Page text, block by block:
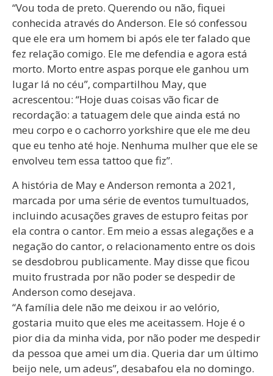
“Vou toda de preto. Querendo ou não, fiquei
conhecida através do Anderson. Ele só confessou
que ele era um homem bi após ele ter falado que
fez relação comigo. Ele me defendia e agora está
morto. Morto entre aspas porque ele ganhou um
lugar lá no céu”, compartilhou May, que
acrescentou: “Hoje duas coisas vão ficar de
recordação: a tatuagem dele que ainda está no
meu corpo e o cachorro yorkshire que ele me deu
que eu tenho até hoje. Nenhuma mulher que ele se
envolveu tem essa tattoo que fiz”.
A história de May e Anderson remonta a 2021,
marcada por uma série de eventos tumultuados,
incluindo acusações graves de estupro feitas por
ela contra o cantor. Em meio a essas alegações e a
negação do cantor, o relacionamento entre os dois
se desdobrou publicamente. May disse que ficou
muito frustrada por não poder se despedir de
Anderson como desejava.
“A família dele não me deixou ir ao velório,
gostaria muito que eles me aceitassem. Hoje é o
pior dia da minha vida, por não poder me despedir
da pessoa que amei um dia. Queria dar um último
beijo nele, um adeus”, desabafou ela no domingo.